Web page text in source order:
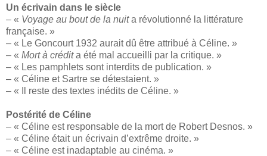
Un écrivain dans le siècle
– « Voyage au bout de la nuita révolutionné la littérature
française. »
– « Le Goncourt 1932 aurait dû être attribué à Céline. »
– « Mort à crédita été mal accueilli par la critique. »
– « Les pamphlets sont interdits de publication. »
– « Céline et Sartre se détestaient. »
– « Il reste des textes inédits de Céline. »
Postérité de Céline
– « Céline est responsable de la mort de Robert Desnos. »
– « Céline était un écrivain d’extrême droite. »
– « Céline est inadaptable au cinéma. »